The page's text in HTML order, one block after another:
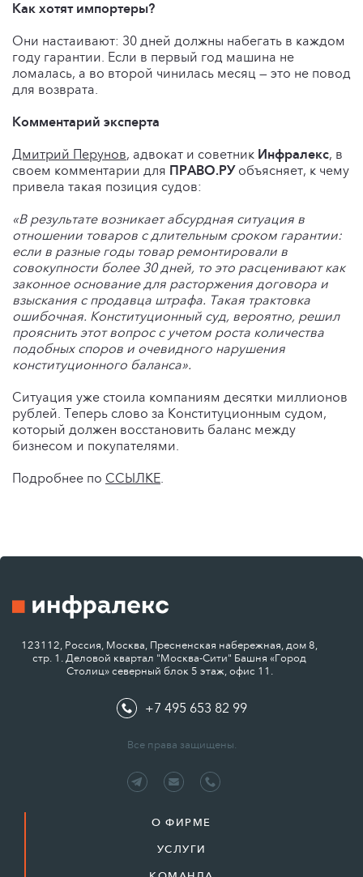
Как хотят импортеры?
Они настаивают: 30 дней должны набегать в каждом
году гарантии. Если в первый год машина не
ломалась, а во второй чинилась месяц — это не повод
для возврата.
Комментарий эксперта
Дмитрий Перунов, адвокат и советник Инфралекс, в
своем комментарии для ПРАВО.РУобъясняет, к чему
привела такая позиция судов:
«В результате возникает абсурдная ситуация в
отношении товаров с длительным сроком гарантии:
если в разные годы товар ремонтировали в
совокупности более 30 дней, то это расценивают как
законное основание для расторжения договора и
взыскания с продавца штрафа. Такая трактовка
ошибочная. Конституционный суд, вероятно, решил
прояснить этот вопрос с учетом роста количества
подобных споров и очевидного нарушения
конституционного баланса».
Ситуация уже стоила компаниям десятки миллионов
рублей. Теперь слово за Конституционным судом,
который должен восстановить баланс между
бизнесом и покупателями.
Подробнее по ССЫЛКЕ.
123112, Россия, Москва, Пресненская набережная, дом 8,
стр. 1. Деловой квартал "Москва-Сити" Башня «Город
Столиц» северный блок 5 этаж, офис 11.
+7 495 653 82 99
Все права защищены.
О ФИРМЕ
УСЛУГИ